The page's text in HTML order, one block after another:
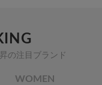
の注目ブランド
WOMEN